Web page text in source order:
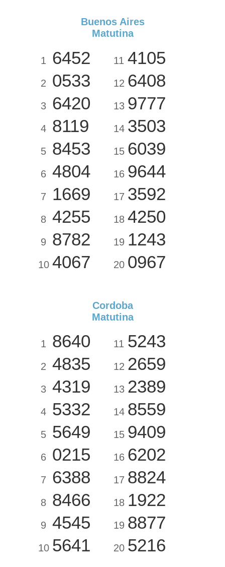
Buenos Aires
Matutina
1 6452
2 0533
3 6420
4 8119
5 8453
6 4804
7 1669
8 4255
9 8782
10 4067
11 4105
12 6408
13 9777
14 3503
15 6039
16 9644
17 3592
18 4250
19 1243
20 0967
Cordoba
Matutina
1 8640
2 4835
3 4319
4 5332
5 5649
6 0215
7 6388
8 8466
9 4545
10 5641
11 5243
12 2659
13 2389
14 8559
15 9409
16 6202
17 8824
18 1922
19 8877
20 5216